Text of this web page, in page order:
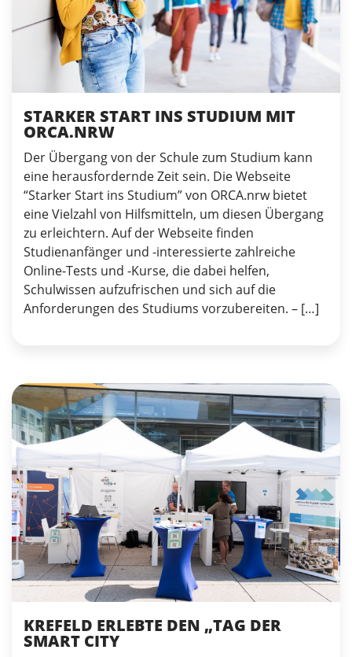
STARKER START INS STUDIUM MIT
ORCA.NRW
Der Übergang von der Schule zum Studium kann
eine herausfordernde Zeit sein. Die Webseite
“Starker Start ins Studium” von ORCA.nrw bietet
eine Vielzahl von Hilfsmitteln, um diesen Übergang
zu erleichtern. Auf der Webseite finden
Studienanfänger und -interessierte zahlreiche
Online-Tests und -Kurse, die dabei helfen,
Schulwissen aufzufrischen und sich auf die
Anforderungen des Studiums vorzubereiten. – […]
KREFELD ERLEBTE DEN „TAG DER
SMART CITY